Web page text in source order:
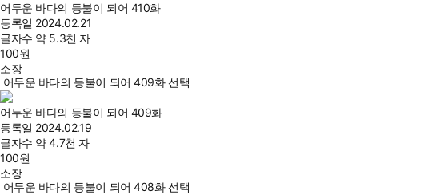
어두운 바다의 등불이 되어 410화
등록일 2024.02.21
글자수 약 5.3천 자
100원
소장
어두운 바다의 등불이 되어 409화 선택
어두운 바다의 등불이 되어 409화
등록일 2024.02.19
글자수 약 4.7천 자
100원
소장
어두운 바다의 등불이 되어 408화 선택